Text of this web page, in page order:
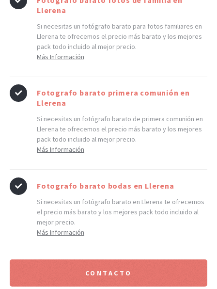
Llerena
Si necesitas un fotógrafo barato para fotos familiares en
Llerena te ofrecemos el precio más barato y los mejores
pack todo incluido al mejor precio.
Más Información
Fotografo barato primera comunión en
Llerena
Si necesitas un fotógrafo barato de primera comunión en
Llerena te ofrecemos el precio más barato y los mejores
pack todo incluido al mejor precio.
Más Información
Fotografo barato bodas en Llerena
Si necesitas un fotógrafo barato en Llerena te ofrecemos
el precio más barato y los mejores pack todo incluido al
mejor precio.
Más Información
CONTACTO